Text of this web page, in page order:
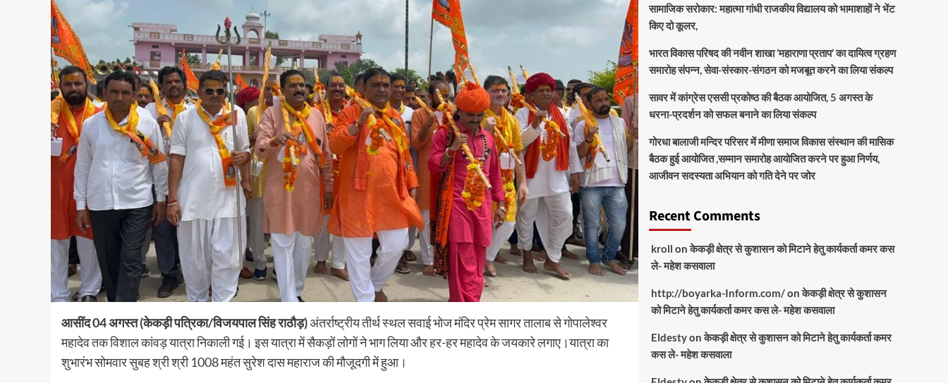
आसींद 04 अगस्त (केकड़ी पत्रिका/विजयपाल सिंह राठौड़)अंतर्राष्ट्रीय तीर्थ स्थल सवाई भोज मंदिर प्रेम सागर तालाब से गोपालेश्वर
महादेव तक विशाल कांवड़ यात्रा निकाली गई। इस यात्रा में सैकड़ों लोगों ने भाग लिया और हर-हर महादेव के जयकारे लगाए।यात्रा का
शुभारंभ सोमवार सुबह श्री श्री 1008 महंत सुरेश दास महाराज की मौजूदगी में हुआ।
सामाजिक सरोकार: महात्मा गांधी राजकीय विद्यालय को भामाशाहों ने भेंट
किए दो कूलर,
भारत विकास परिषद की नवीन शाखा ‘महाराणा प्रताप’ का दायित्व ग्रहण
समारोह संपन्न, सेवा-संस्कार-संगठन को मजबूत करने का लिया संकल्प
सावर में कांग्रेस एससी प्रकोष्ठ की बैठक आयोजित, 5 अगस्त के
धरना-प्रदर्शन को सफल बनाने का लिया संकल्प
गोरधा बालाजी मन्दिर परिसर में मीणा समाज विकास संस्थान की मासिक
बैठक हुई आयोजित ,सम्मान समारोह आयोजित करने पर हुआ निर्णय,
आजीवन सदस्यता अभियान को गति देने पर जोर
Recent Comments
kroll onकेकड़ी क्षेत्र से कुशासन को मिटाने हेतु कार्यकर्ता कमर कस
ले- महेश कसवाला
http://boyarka-Inform.com/onकेकड़ी क्षेत्र से कुशासन
को मिटाने हेतु कार्यकर्ता कमर कस ले- महेश कसवाला
Eldestyonकेकड़ी क्षेत्र से कुशासन को मिटाने हेतु कार्यकर्ता कमर
कस ले- महेश कसवाला